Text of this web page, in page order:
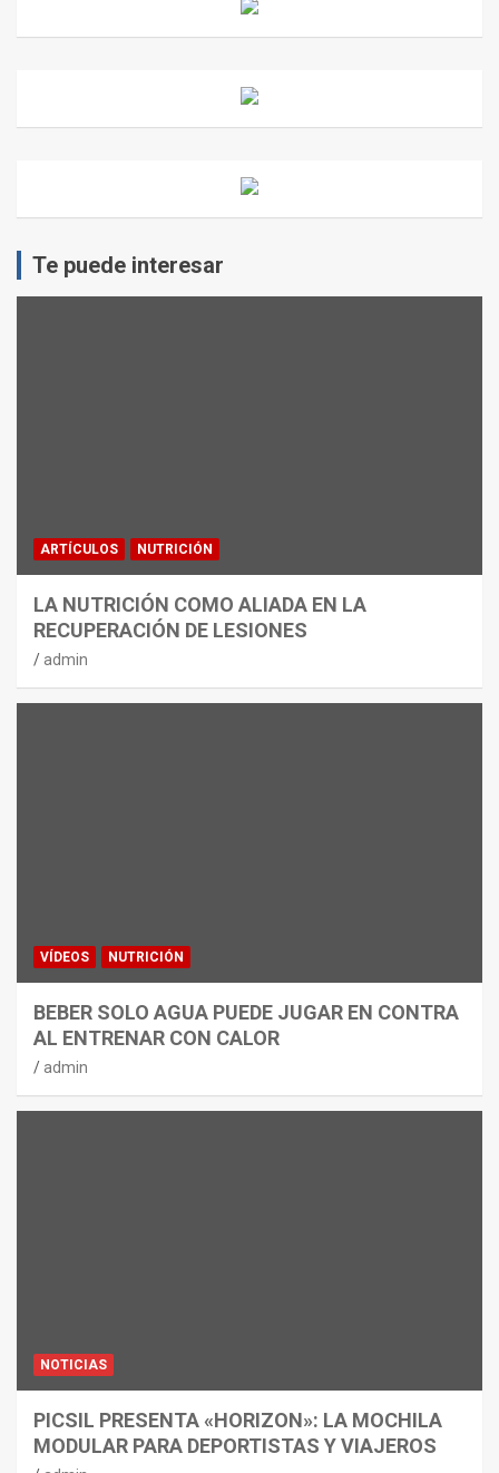
Te puede interesar
ARTÍCULOS NUTRICIÓN
LA NUTRICIÓN COMO ALIADA EN LA
RECUPERACIÓN DE LESIONES
admin
VÍDEOS NUTRICIÓN
BEBER SOLO AGUA PUEDE JUGAR EN CONTRA
AL ENTRENAR CON CALOR
admin
NOTICIAS
PICSIL PRESENTA «HORIZON»: LA MOCHILA
MODULAR PARA DEPORTISTAS Y VIAJEROS